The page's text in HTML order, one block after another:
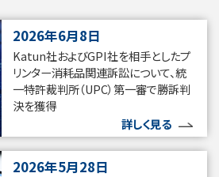
2026年6月8日
Katun社およびGPI社を相手としたプ
リンター消耗品関連訴訟について、統
一特許裁判所（UPC）第一審で勝訴判
決を獲得
詳しく見る
2026年5月28日